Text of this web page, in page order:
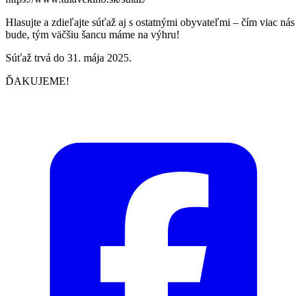
Hlasujte a zdieľajte súťaž aj s ostatnými obyvateľmi – čím viac nás
bude, tým väčšiu šancu máme na výhru!
Súťaž trvá do 31. mája 2025.
ĎAKUJEME!